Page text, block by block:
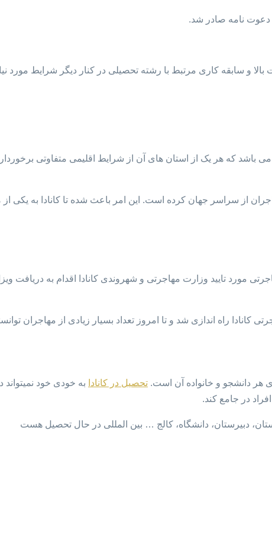
و سابقه کاری مرتبط با رشته تحصیلی در کنار دیگر شرایط مورد
در شمال قاره آمریکا قرار دارد. این کشور دارای ۱۰ استان می باشد که هر یک از استان های آن از
از سراسر جهان کرده است. این امر باعث شده تا کانادا به
مورد تایید وزارت مهاجرتی و شهروندی کانادا اقدام به دریافت
هر دانشجو و خانواده آن است. تحصیل در کانادا به خودی خود
در جامع کند.